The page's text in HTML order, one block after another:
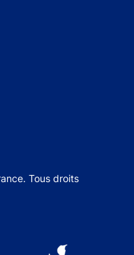
Tous droits